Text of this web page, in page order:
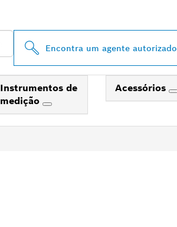
Encontra um agente autorizado
Instrumentos de
medição
Acessórios